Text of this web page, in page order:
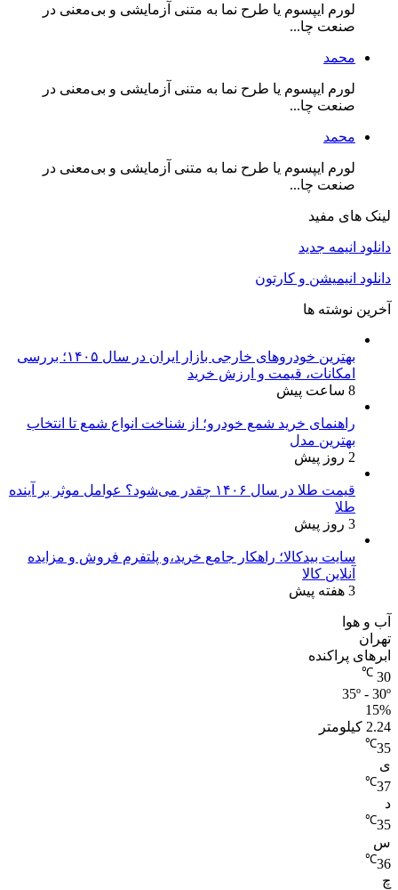
لورم ایپسوم یا طرح‌ نما به متنی آزمایشی و بی‌معنی در
صنعت چا...
محمد
لورم ایپسوم یا طرح‌ نما به متنی آزمایشی و بی‌معنی در
صنعت چا...
محمد
لورم ایپسوم یا طرح‌ نما به متنی آزمایشی و بی‌معنی در
صنعت چا...
لینک های مفید
دانلود انیمه جدید
دانلود انیمیشن و کارتون
آخرین نوشته ها
بهترین خودروهای خارجی بازار ایران در سال ۱۴۰۵؛ بررسی
امکانات، قیمت و ارزش خرید
8 ساعت پیش
راهنمای خرید شمع خودرو؛ از شناخت انواع شمع تا انتخاب
بهترین مدل
2 روز پیش
قیمت طلا در سال ۱۴۰۶ چقدر می‌شود؟ عوامل موثر بر آینده
طلا
3 روز پیش
سایت بیدکالا؛ راهکار جامع خرید،و پلتفرم فروش و مزایده
آنلاین کالا
3 هفته پیش
آب و هوا
تهران
ابرهای پراکنده
30
℃
35º - 30º
15%
2.24 کیلومتر
35
℃
ی
37
℃
د
35
℃
س
36
℃
چ